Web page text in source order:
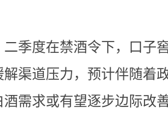
季度在禁酒令下，口子
渠道压力，预计伴随着
需求或有望逐步边际改